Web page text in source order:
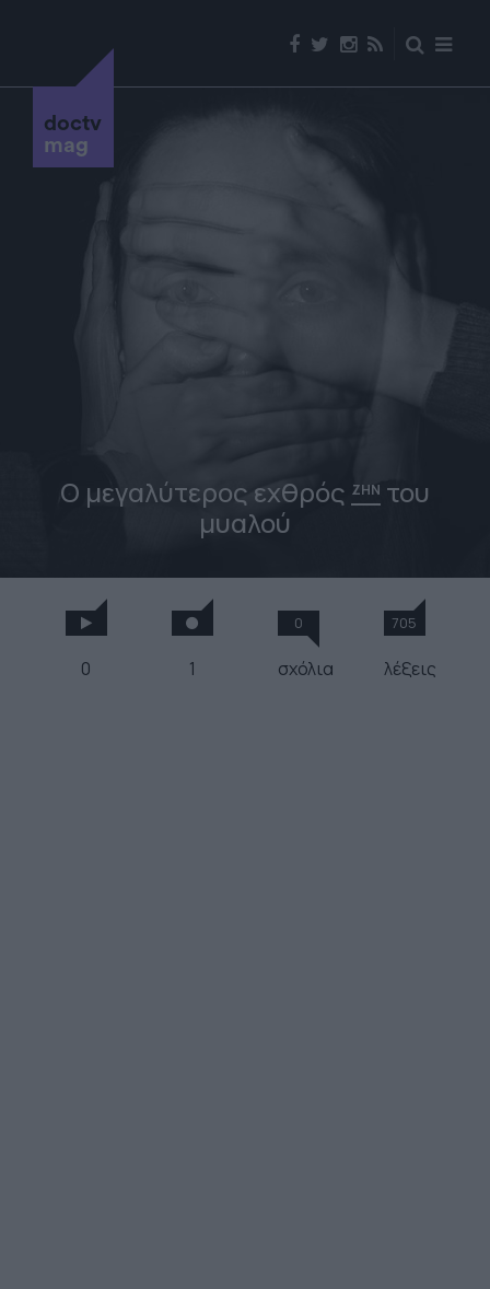
doctv
mag
Ο μεγαλύτερος εχθρός ΖΗΝ του
μυαλού
0 1
0
σχόλια
705
λέξεις